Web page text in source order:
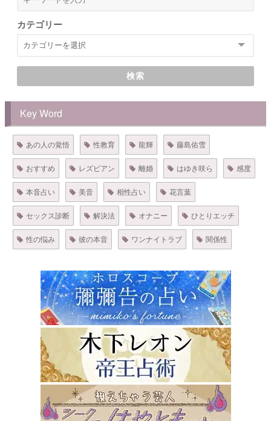
カテゴリー
検索
Key Word
あの人の覚悟 性教育 龍輝 藤島佑雪
おすすめ レズビアン 離婚 はゆき咲ら 感度
本音占い 美音 相性占い 花言葉
セックス診断 解決法 オナニー ひとりエッチ
性の悩み 彼の本音 ワンナイトラブ 関係性